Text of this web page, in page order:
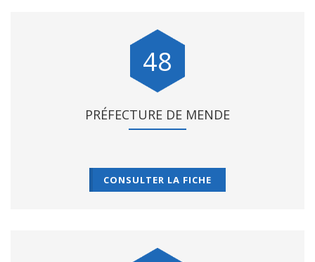
48
PRÉFECTURE DE MENDE
CONSULTER LA FICHE